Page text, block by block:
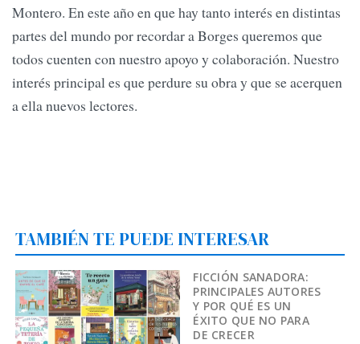
Montero. En este año en que hay tanto interés en distintas
partes del mundo por recordar a Borges queremos que
todos cuenten con nuestro apoyo y colaboración. Nuestro
interés principal es que perdure su obra y que se acerquen
a ella nuevos lectores.
TAMBIÉN TE PUEDE INTERESAR
FICCIÓN SANADORA:
PRINCIPALES AUTORES
Y POR QUÉ ES UN
ÉXITO QUE NO PARA
DE CRECER